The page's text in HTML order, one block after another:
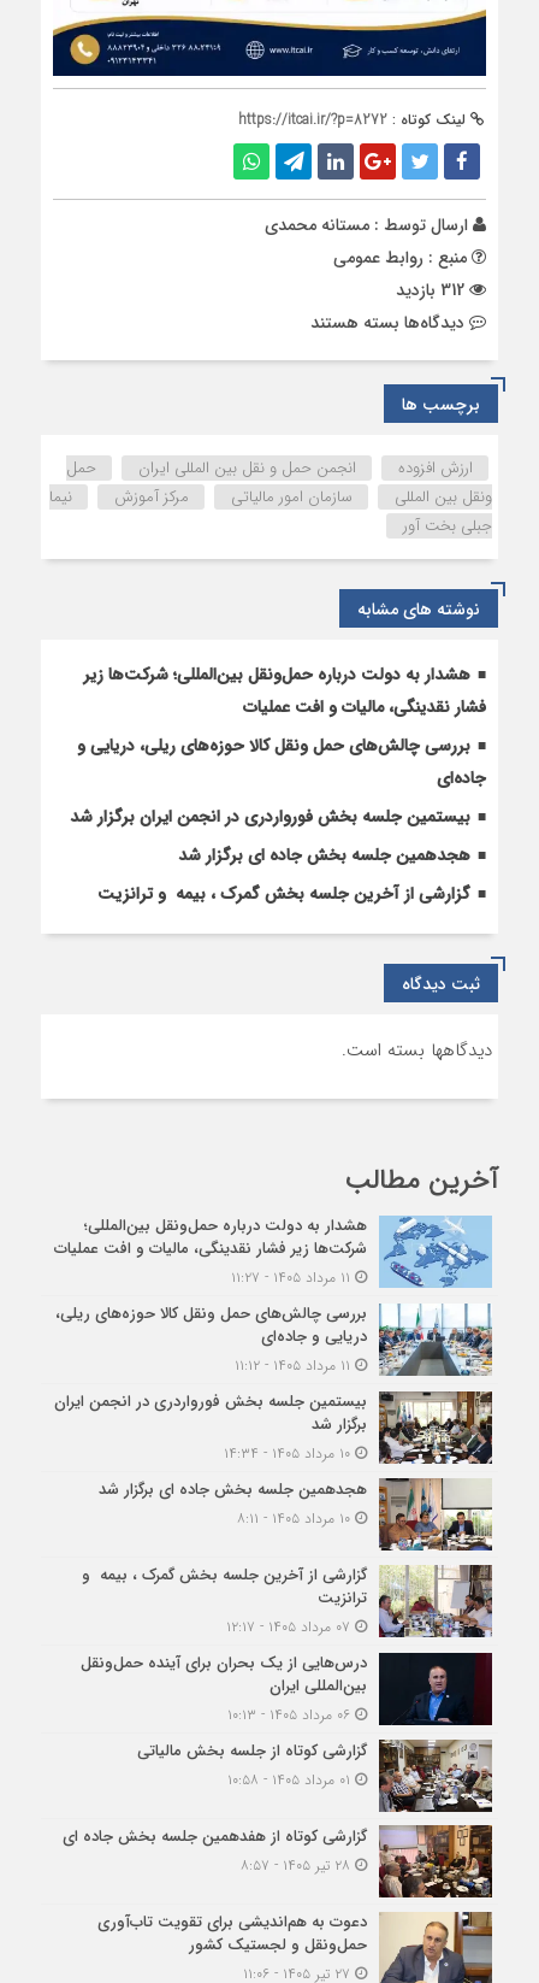
لینک کوتاه : https://itcai.ir/?p=8272
ارسال توسط : مستانه محمدی
منبع : روابط عمومی
دیدگاه‌ها برای
“چالش
های
شرکتهای
حمل
و
نقل
در
زمینه
تشخیص
مالیات
ارزش
افزوده
توسط
سازمان
امور
مالیاتی”
بسته هستند
برچسب ها
ارزش افزوده انجمن حمل و نقل بین المللی ایران
حمل
ونقل بین المللی
سازمان امور مالیاتی مرکز آموزش
نیما
جبلی بخت آور
نوشته های مشابه
هشدار به دولت درباره حمل‌ونقل بین‌المللی؛ شرکت‌ها زیر
فشار نقدینگی، مالیات و افت عملیات
بررسی چالش‌های حمل ونقل کالا حوزه‌های ریلی، دریایی و
جاده‌ای
بیستمین جلسه بخش فورواردری در انجمن ایران برگزار شد
هجدهمین جلسه بخش جاده ای برگزار شد
گزارشی از آخرین جلسه بخش گمرک ، بیمه و ترانزیت
ثبت دیدگاه
دیدگاهها بسته است.
آخرین مطالب
هشدار به دولت درباره حمل‌ونقل بین‌المللی؛
شرکت‌ها زیر فشار نقدینگی، مالیات و افت عملیات
بررسی چالش‌های حمل ونقل کالا حوزه‌های ریلی،
دریایی و جاده‌ای
بیستمین جلسه بخش فورواردری در انجمن ایران
برگزار شد
۱۰ مرداد ۱۴۰۵ - ۱۴:۳۴
هجدهمین جلسه بخش جاده ای برگزار شد
۱۰ مرداد ۱۴۰۵ - ۸:۱۱
گزارشی از آخرین جلسه بخش گمرک ، بیمه و
ترانزیت
درس‌هایی از یک بحران برای آینده حمل‌ونقل
بین‌المللی ایران
گزارشی کوتاه از جلسه بخش مالیاتی
گزارشی کوتاه از هفدهمین جلسه بخش جاده ای
دعوت به هم‌اندیشی برای تقویت تاب‌آوری
حمل‌ونقل و لجستیک کشور